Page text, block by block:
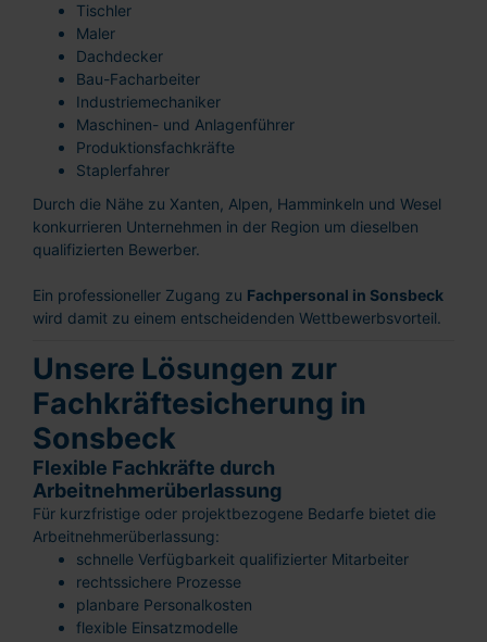
Tischler
Maler
Dachdecker
Bau-Facharbeiter
Industriemechaniker
Maschinen- und Anlagenführer
Produktionsfachkräfte
Staplerfahrer
Durch die Nähe zu Xanten, Alpen, Hamminkeln und Wesel
konkurrieren Unternehmen in der Region um dieselben
qualifizierten Bewerber.
Ein professioneller Zugang zu Fachpersonal in Sonsbeck
wird damit zu einem entscheidenden Wettbewerbsvorteil.
Unsere Lösungen zur
Fachkräftesicherung in
Sonsbeck
Flexible Fachkräfte durch
Arbeitnehmerüberlassung
Für kurzfristige oder projektbezogene Bedarfe bietet die
Arbeitnehmerüberlassung:
schnelle Verfügbarkeit qualifizierter Mitarbeiter
rechtssichere Prozesse
planbare Personalkosten
flexible Einsatzmodelle